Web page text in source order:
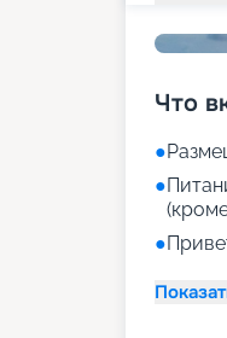
Что
●
●
●